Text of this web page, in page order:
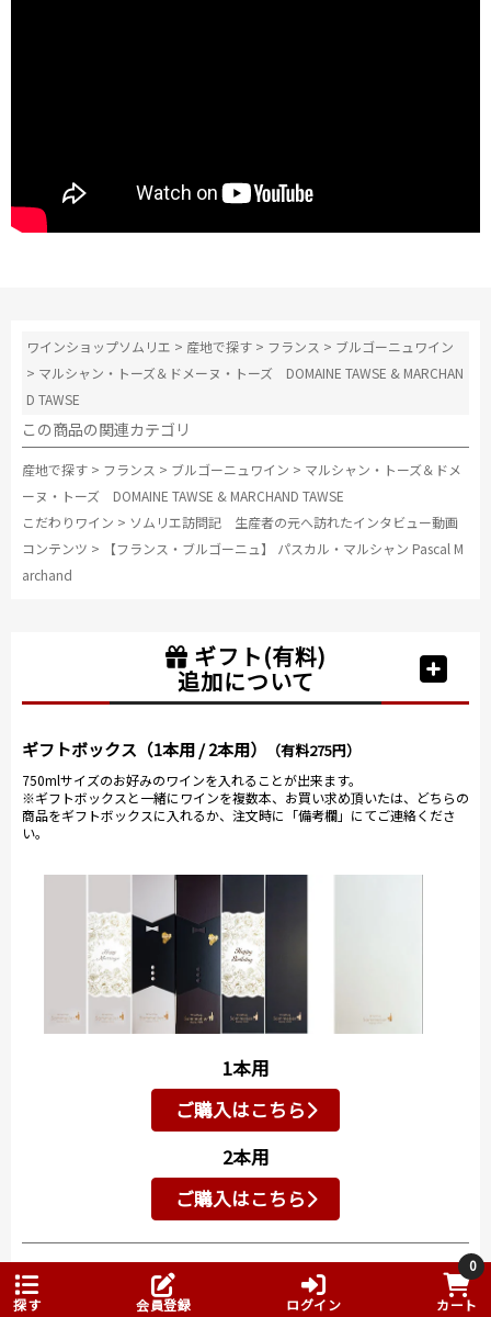
ワインショップソムリエ > 産地で探す > フランス > ブルゴーニュワイン
> マルシャン・トーズ＆ドメーヌ・トーズ DOMAINE TAWSE & MARCHAN
D TAWSE
この商品の関連カテゴリ
産地で探す > フランス > ブルゴーニュワイン > マルシャン・トーズ＆ドメ
ーヌ・トーズ DOMAINE TAWSE & MARCHAND TAWSE
こだわりワイン > ソムリエ訪問記 生産者の元へ訪れたインタビュー動画
コンテンツ >
【フランス・ブルゴーニュ】 パスカル・マルシャン Pascal M
archand
ギフト(有料)
追加について
ギフトボックス（1本用 / 2本用） （有料275円）
750mlサイズのお好みのワインを入れることが出来ます。
※ギフトボックスと一緒にワインを複数本、お買い求め頂いたは、どちらの
商品をギフトボックスに入れるか、注文時に「備考欄」にてご連絡くださ
い。
1本用
ご購入はこちら
2本用
ご購入はこちら
ワイン用紙袋（1本用）
袋の色はクールグレーのみとなります。
探す 会員登録 ログイン
0
カート